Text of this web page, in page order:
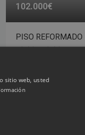
102.000€
Córdoba,Córdoba,Spain
sitio web, usted